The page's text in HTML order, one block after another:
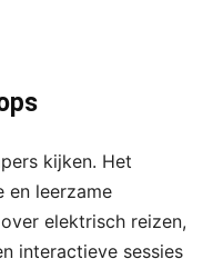
kijken. Het
en leerzame
elektrisch reizen,
interactieve sessies